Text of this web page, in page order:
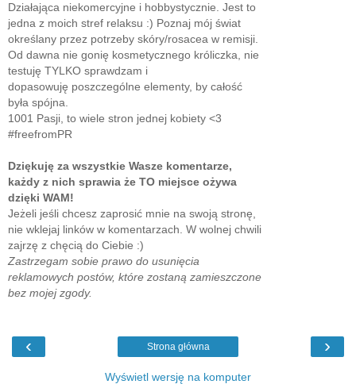
Działająca niekomercyjne i hobbystycznie. Jest to
jedna z moich stref relaksu :) Poznaj mój świat
określany przez potrzeby skóry/rosacea w remisji.
Od dawna nie gonię kosmetycznego króliczka, nie
testuję TYLKO sprawdzam i
dopasowuję poszczególne elementy, by całość
była spójna.
1001 Pasji, to wiele stron jednej kobiety <3
#freefromPR
Dziękuję za wszystkie Wasze komentarze,
każdy z nich sprawia że TO miejsce ożywa
dzięki WAM!
Jeżeli jeśli chcesz zaprosić mnie na swoją stronę,
nie wklejaj linków w komentarzach. W wolnej chwili
zajrzę z chęcią do Ciebie :)
Zastrzegam sobie prawo do usunięcia
reklamowych postów, które zostaną zamieszczone
bez mojej zgody.
‹ ›
Strona główna
Wyświetl wersję na komputer